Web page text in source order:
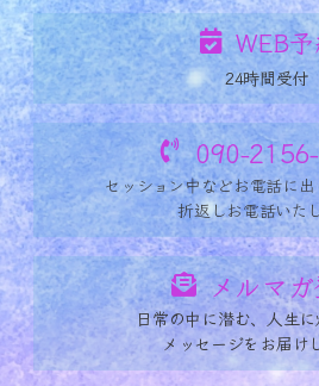
WEB
24時間受付
090-
セッション中などお電話に
折返しお電話いた
メルマ
日常の中に潜む、人生
メッセージをお届け